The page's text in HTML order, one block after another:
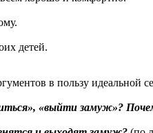
детей.
в пользу идеальной
«выйти замуж»?